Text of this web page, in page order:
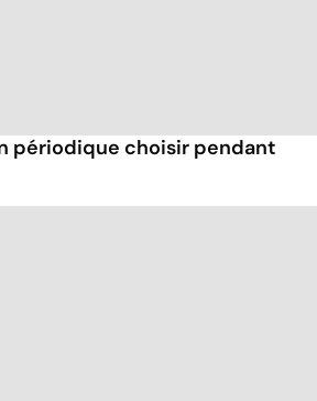
périodique choisir pendant